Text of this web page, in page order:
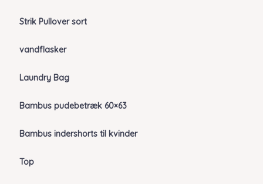
Strik Pullover sort
vandflasker
Laundry Bag
Bambus pudebetræk 60×63
Bambus indershorts til kvinder
Top